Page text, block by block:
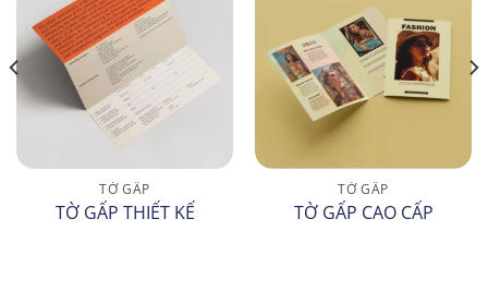
TỜ GẤP
TỜ GẤP THIẾT KẾ
TỜ GẤP
TỜ GẤP CAO CẤP